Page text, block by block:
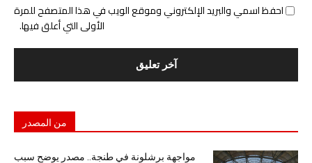
احفظ اسمي والبريد الإلكتروني وموقع الويب في هذا المتصفح للمرة
الأولى التي أعلق فيها.
من المصدر
مواجهة برشلونة في طنجة.. مصدر يوضح سبب